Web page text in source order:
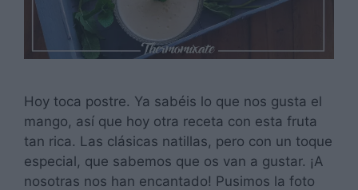
Hoy toca postre. Ya sabéis lo que nos gusta el
mango, así que hoy otra receta con esta fruta
tan rica. Las clásicas natillas, pero con un toque
especial, que sabemos que os van a gustar. ¡A
nosotras nos han encantado! Pusimos la foto